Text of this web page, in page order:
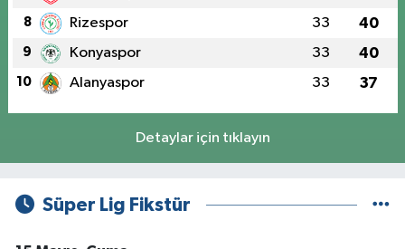
8 Rizespor 33 40
9 Konyaspor 33 40
10 Alanyaspor 33 37
Detaylar için tıklayın
Süper Lig Fikstür